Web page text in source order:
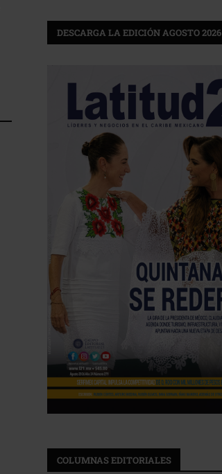
DESCARGA LA EDICIÓN AGOSTO 2026
COLUMNAS EDITORIALES